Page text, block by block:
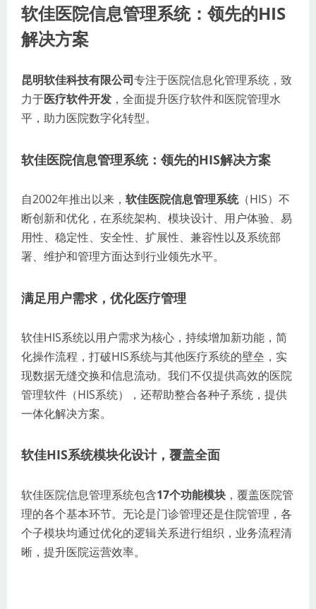
软佳医院信息管理系统：领先的HIS
解决方案
昆明软佳科技有限公司专注于医院信息化管理系统，致
力于医疗软件开发 ，全面提升医疗软件和医院管理水
平，助力医院数字化转型。
软佳医院信息管理系统：领先的HIS解决方案
自2002年推出以来， 软佳医院信息管理系统（HIS）不
断创新和优化，在系统架构、模块设计、用户体验、易
用性、稳定性、安全性、扩展性、兼容性以及系统部
署、维护和管理方面达到行业领先水平。
满足用户需求，优化医疗管理
软佳HIS系统以用户需求为核心，持续增加新功能，简
化操作流程，打破HIS系统与其他医疗系统的壁垒，实
现数据无缝交换和信息流动。我们不仅提供高效的医院
管理软件（HIS系统），还帮助整合各种子系统，提供
一体化解决方案。
软佳HIS系统模块化设计，覆盖全面
软佳医院信息管理系统包含17个功能模块 ，覆盖医院管
理的各个基本环节。无论是门诊管理还是住院管理，各
个子模块均通过优化的逻辑关系进行组织，业务流程清
晰，提升医院运营效率。